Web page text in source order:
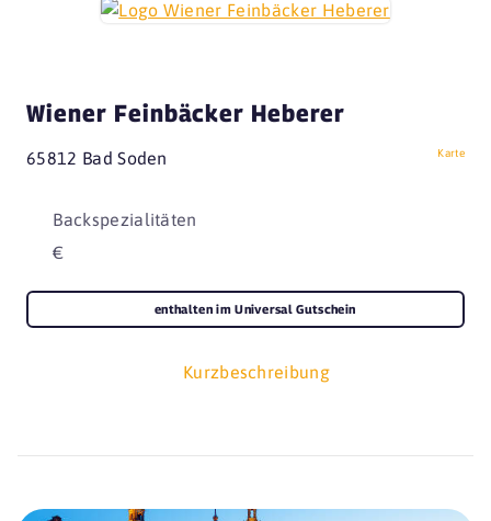
Wiener Feinbäcker Heberer
65812 Bad Soden Karte
Backspezialitäten
€
Kurzbeschreibung
enthalten im Universal Gutschein